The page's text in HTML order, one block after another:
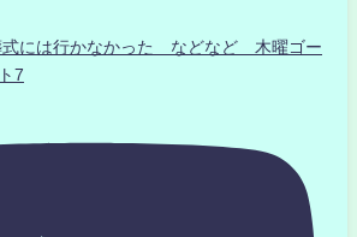
には行かなかった などなど 木曜ゴー
7